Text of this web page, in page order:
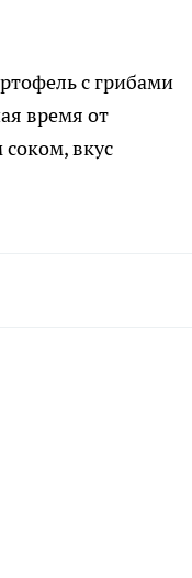
с грибами
время от
вкус